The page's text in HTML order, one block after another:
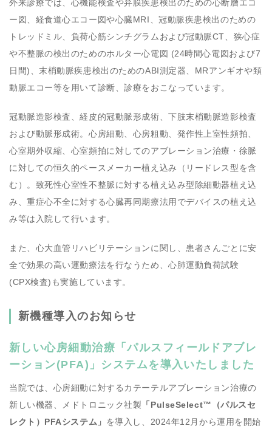
外来診療では、心機能検査や弁膜疾患検出のための心断層エコ
ー図、経食道心エコー図や心臓MRI、冠動脈疾患検出のための
トレッドミル、負荷心筋シンチグラムおよび冠動脈CT、狭心症
や不整脈の検出のためのホルター心電図 (24時間心電図および7
日間)、末梢動脈疾患検出のためのABI測定器、MRアンギオや頚
動脈エコー等を用いて診断、診療をおこなっています。
冠動脈造影検査、経皮的冠動脈形成術、下肢末梢動脈造影検査
および動脈形成術。心房細動、心房粗動、発作性上室性頻拍、
心室期外収縮、心室頻拍に対してのアブレーション治療・徐脈
に対しての恒久的ペースメーカー植え込み（リードレス型を含
む）。致死性心室性不整脈に対する植え込み型除細動器植え込
み、重症心不全に対する心臓再同期療法用でデバイスの植え込
み等は入院して行います。
また、心大血管リハビリテーションに関し、患者さんごとに安
全で効果の高い運動療法を行なうため、心肺運動負荷試験
(CPX検査)も実施しています。
新機種導入のお知らせ
新しい心房細動治療「パルスフィールドアブレ
ーション(PFA)」システムを導入いたしました
当院では、心房細動に対するカテーテルアブレーション治療の
新しい機器、メドトロニック社製 「PulseSelect™（パルスセ
レクト）PFAシステム」 を導入し、2024年12月から運用を開始